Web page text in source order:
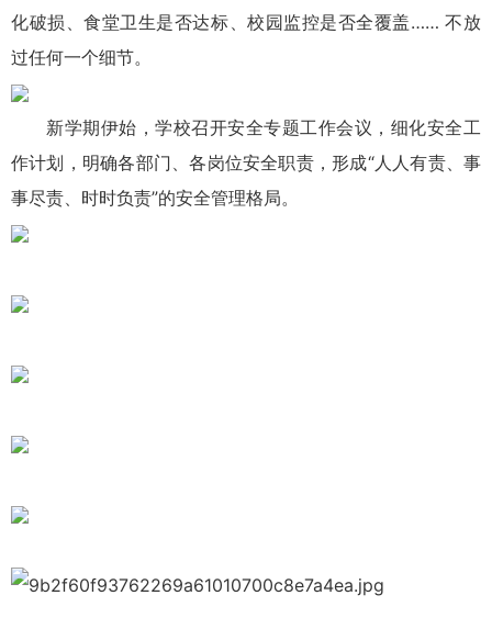
化破损、食堂卫生是否达标、校园监控是否全覆盖…… 不放
过任何一个细节。
新学期伊始，学校召开安全专题工作会议，细化安全工
作计划，明确各部门、各岗位安全职责，形成“人人有责、事
事尽责、时时负责”的安全管理格局。